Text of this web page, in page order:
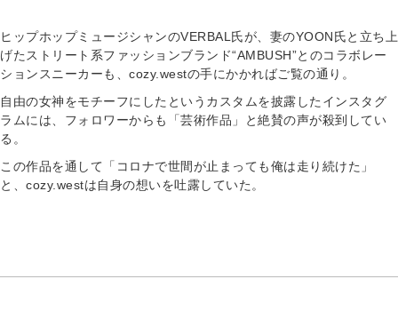
ヒップホップミュージシャンのVERBAL氏が、妻のYOON氏と立ち上
げたストリート系ファッションブランド“AMBUSH”とのコラボレー
ションスニーカーも、cozy.westの手にかかればご覧の通り。
自由の女神をモチーフにしたというカスタムを披露したインスタグ
ラムには、フォロワーからも「芸術作品」と絶賛の声が殺到してい
る。
この作品を通して「コロナで世間が止まっても俺は走り続けた」
と、cozy.westは自身の想いを吐露していた。